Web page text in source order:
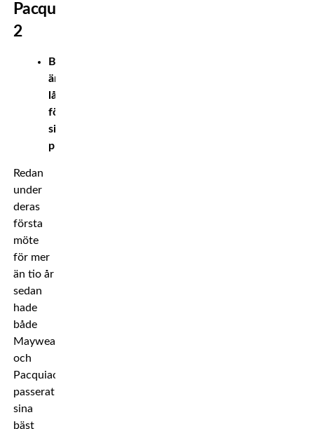
Pacquiao
2
Båda
är
långt
förbi
sin
prime!
Redan
under
deras
första
möte
för mer
än tio år
sedan
hade
både
Mayweather
och
Pacquiao
passerat
sina
bäst